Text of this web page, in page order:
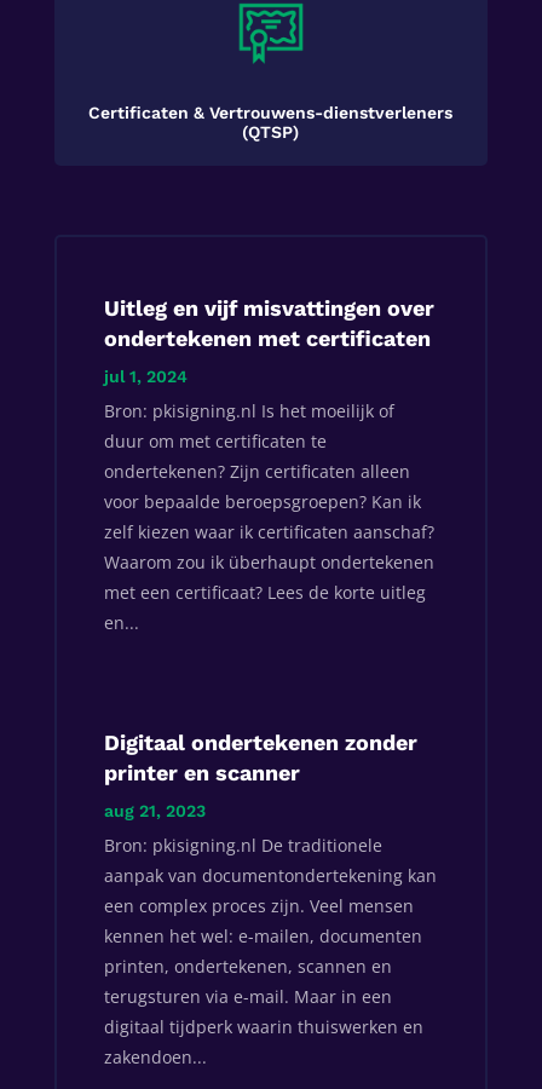
Certificaten & Vertrouwens-dienstverleners
(QTSP)
Uitleg en vijf misvattingen over
ondertekenen met certificaten
jul 1, 2024
Bron: pkisigning.nl Is het moeilijk of
duur om met certificaten te
ondertekenen? Zijn certificaten alleen
voor bepaalde beroepsgroepen? Kan ik
zelf kiezen waar ik certificaten aanschaf?
Waarom zou ik überhaupt ondertekenen
met een certificaat? Lees de korte uitleg
en...
Digitaal ondertekenen zonder
printer en scanner
aug 21, 2023
Bron: pkisigning.nl De traditionele
aanpak van documentondertekening kan
een complex proces zijn. Veel mensen
kennen het wel: e-mailen, documenten
printen, ondertekenen, scannen en
terugsturen via e-mail. Maar in een
digitaal tijdperk waarin thuiswerken en
zakendoen...